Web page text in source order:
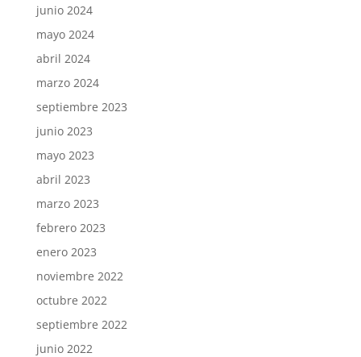
junio 2024
mayo 2024
abril 2024
marzo 2024
septiembre 2023
junio 2023
mayo 2023
abril 2023
marzo 2023
febrero 2023
enero 2023
noviembre 2022
octubre 2022
septiembre 2022
junio 2022